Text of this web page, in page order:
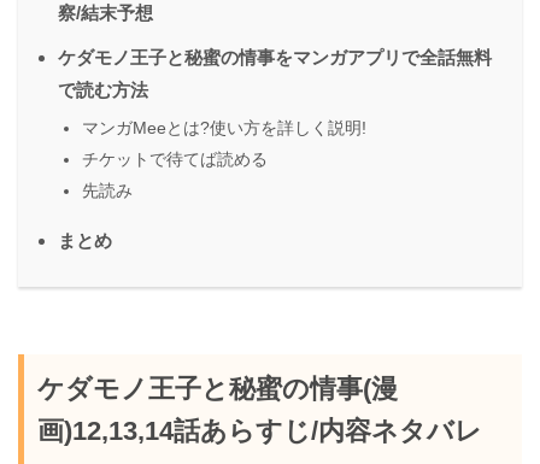
察/結末予想
ケダモノ王子と秘蜜の情事をマンガアプリで全話無料
で読む方法
マンガMeeとは?使い方を詳しく説明!
チケットで待てば読める
先読み
まとめ
ケダモノ王子と秘蜜の情事(漫
画)12,13,14話あらすじ/内容ネタバレ